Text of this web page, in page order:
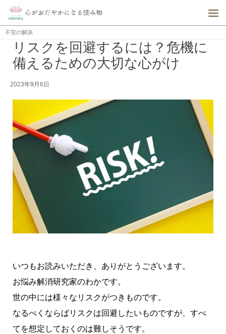
不安の解決
リスクを回避するには？危機に
備えるための大切な心がけ
2023年9月6日
いつもお読みいただき、ありがとうございます。
お悩み解消研究家のわかです。
世の中には様々なリスクがつきものです。
なるべくならばリスクは回避したいものですが、すべ
てを想定しておくのは難しそうです。